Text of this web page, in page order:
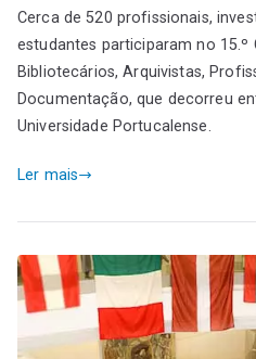
Cerca de 520 profissionais,
estudantes participaram no 15.º
Bibliotecários, Arquivistas,
Documentação, que decorreu
Universidade Portucalense.
Ler mais